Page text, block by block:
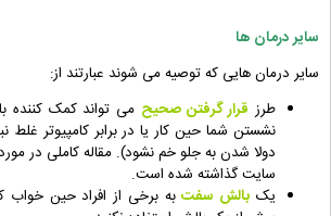
سایر درمان ها
سایر درمان هایی که توصیه می شوند عبارتند از:
طرز قرار گرفتن صحیح می تواند کمک کننده
نشستن شما حین کار یا در برابر کامپیوتر
دولا شدن به جلو خم نشود). مقاله کاملی در
سایت گذاشته شده است.
یک بالش سفتبه برخی از افراد حین